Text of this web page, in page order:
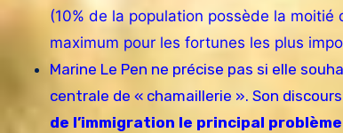
(10% de la population possède la moitié
maximum pour les fortunes les plus
Marine Le Pen ne précise pas si elle
centrale de « chamaillerie ». Son
de l’immigration le principal